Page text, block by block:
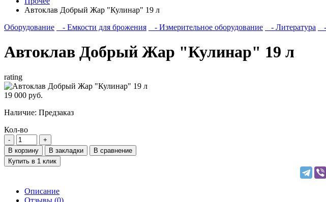
Автоклав Добрый Жар "Кулинар" 19 л
Оборудование
- Емкости для брожения - Измерительное оборудование - Литература
Автоклав Добрый Жар "Кулинар" 19 л
rating
19 000 руб.
Наличие: Предзаказ
Кол-во
В корзину В закладки
В сравнение
Купить в 1 клик
Описание
Отзывы (0)